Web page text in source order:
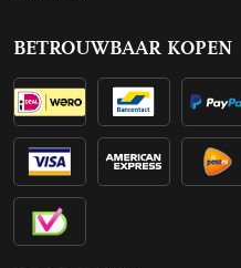
BETROUWBAAR KOPEN